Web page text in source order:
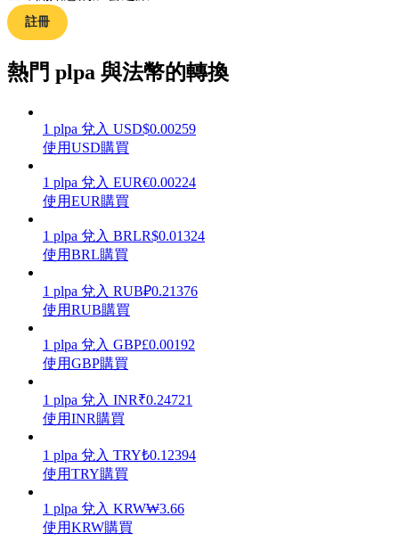
使您的資產穩定增值
註冊
熱門 plpa 與法幣的轉換
1 plpa 兌入 USD$0.00259
使用USD購買
1 plpa 兌入 EUR€0.00224
使用EUR購買
1 plpa 兌入 BRLR$0.01324
使用BRL購買
1 plpa 兌入 RUB₽0.21376
使用RUB購買
1 plpa 兌入 GBP£0.00192
使用GBP購買
1 plpa 兌入 INR₹0.24721
使用INR購買
1 plpa 兌入 TRY₺0.12394
使用TRY購買
1 plpa 兌入 KRW₩3.66
使用KRW購買